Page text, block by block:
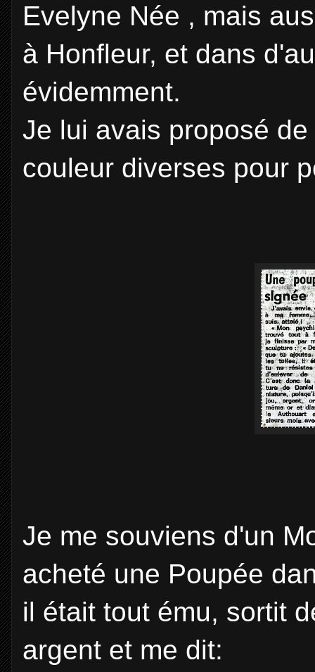
Evelyne Née , mais
à Honfleur, et dans
évidemment.
Je lui avais proposé
couleur diverses pour
Je me souviens d'un
acheté une Poupée
il était tout ému, sortit
argent et me dit: